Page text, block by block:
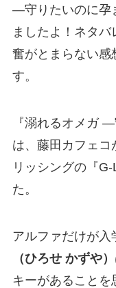
―守りたいのに孕
ましたよ！ネタ
奮がとまらない感
す。
『溺れるオメガ
は、藤田カフェ
リッシングの『
た。
アルファだけが入
（ひろせ かずや）
キーがあることを